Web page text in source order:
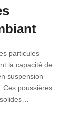
particules
la capacité de
suspension
Ces poussières